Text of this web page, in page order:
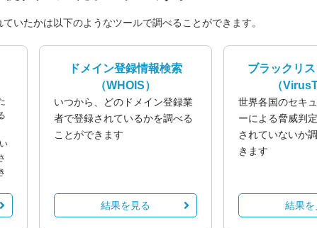
いたかは以下のようなツールで調べることができます。
ドメイン登録情報検索
（WHOIS）
いつから、どのドメイン登録業
者で登録されているかを調べる
ことができます
結果を見る
ブラックリ
（
世界各国のセキ
ーによる脅威判
されていないか
きます
結果を